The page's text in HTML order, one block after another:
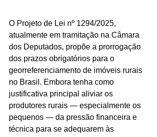
O Projeto de Lei nº 1294/2025,
atualmente em tramitação na Câmara
dos Deputados, propõe a prorrogação
dos prazos obrigatórios para o
georreferenciamento de imóveis rurais
no Brasil. Embora tenha como
justificativa principal aliviar os
produtores rurais — especialmente os
pequenos — da pressão financeira e
técnica para se adequarem às